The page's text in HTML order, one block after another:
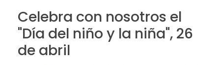
Celebra con nosotros el
"Día del niño y la niña", 26
de abril